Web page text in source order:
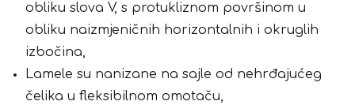
obliku slova V, s protukliznom površinom u
obliku naizmjeničnih horizontalnih i okruglih
izbočina,
Lamele su nanizane na sajle od nehrđajućeg
čelika u fleksibilnom omotaču,